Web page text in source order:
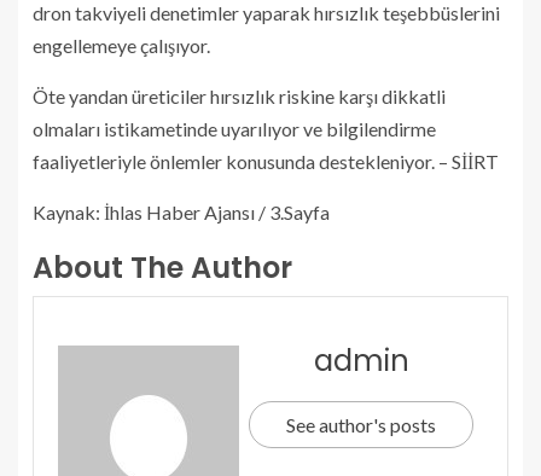
dron takviyeli denetimler yaparak hırsızlık teşebbüslerini
engellemeye çalışıyor.
Öte yandan üreticiler hırsızlık riskine karşı dikkatli
olmaları istikametinde uyarılıyor ve bilgilendirme
faaliyetleriyle önlemler konusunda destekleniyor. – SİİRT
Kaynak: İhlas Haber Ajansı / 3.Sayfa
About The Author
admin
See author's posts